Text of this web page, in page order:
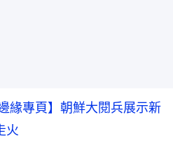
緣專頁】朝鮮大閱兵展示新
火